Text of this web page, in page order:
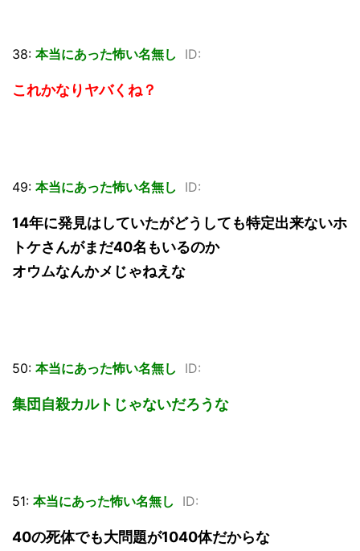
38: 本当にあった怖い名無し ID:
これかなりヤバくね？
49: 本当にあった怖い名無し ID:
14年に発見はしていたがどうしても特定出来ないホ
トケさんがまだ40名もいるのか
オウムなんかメじゃねえな
50: 本当にあった怖い名無し ID:
集団自殺カルトじゃないだろうな
51: 本当にあった怖い名無し ID:
40の死体でも大問題が1040体だからな